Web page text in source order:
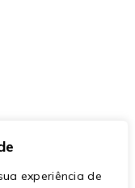
experiência de